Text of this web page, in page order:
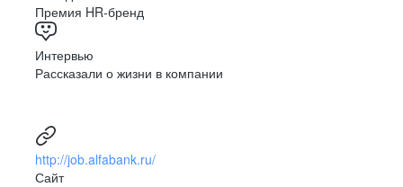
Премия HR-бренд
Интервью
Рассказали о жизни в компании
http://job.alfabank.ru/
Сайт